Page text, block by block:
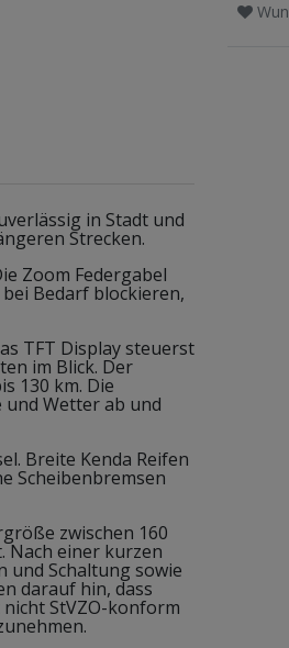
in Stadt und
Strecken.
Zoom Federgabel
Bedarf blockieren,
TFT Display steuerst
im Blick. Der
130 km. Die
und Wetter ab und
Breite Kenda Reifen
Scheibenbremsen
zwischen 160
Nach einer kurzen
und Schaltung sowie
darauf hin, dass
StVZO-konform